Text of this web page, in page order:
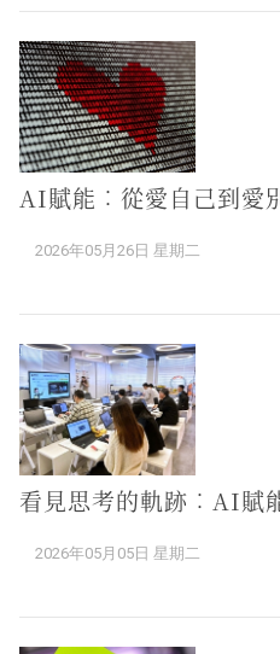
AI賦能︰從愛自己到愛
2026年05月26日 星期二
看見思考的軌跡︰AI賦
2026年05月05日 星期二